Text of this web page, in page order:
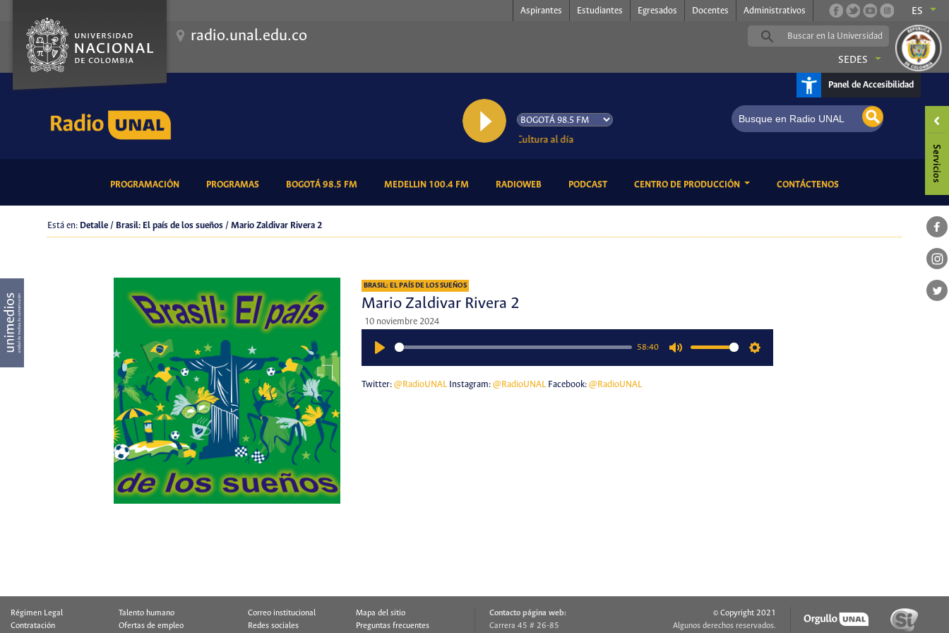
Aspirantes Estudiantes Egresados Docentes Administrativos ES
radio.unal.edu.co
SEDES
Panel de Accesibilidad
AL AIRE: Cultura al día
PROGRAMACIÓN(CURRENT)PROGRAMAS(CURRENT)BOGOTÁ 98.5 FM(CURRENT)MEDELLIN 100.4 FM(CURRENT)RADIOWEB(CURRENT)PODCAST(CURRENT)CENTRO DE PRODUCCIÓN CONTÁCTENOS(CURRENT)
Está en: Detalle / Brasil: El país de los sueños / Mario Zaldivar Rivera 2
BRASIL: EL PAÍS DE LOS SUEÑOS
Mario Zaldivar Rivera 2
10 noviembre 2024
58:40
Twitter: @RadioUNALInstagram: @RadioUNALFacebook: @RadioUNAL
Régimen Legal
Talento humano
Contratación
Ofertas de empleo
Correo institucional
Mapa del sitio
Redes sociales
Preguntas frecuentes
Contacto página web:
Carrera 45 # 26-85
© Copyright 2021
Algunos derechos reservados.